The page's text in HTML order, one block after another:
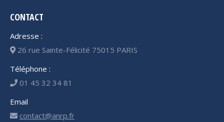
CONTACT
Adresse :
26 rue Sainte-Félicité 75015 PARIS
Téléphone :
01 45 32 34 81
Email
contact@anrp.fr